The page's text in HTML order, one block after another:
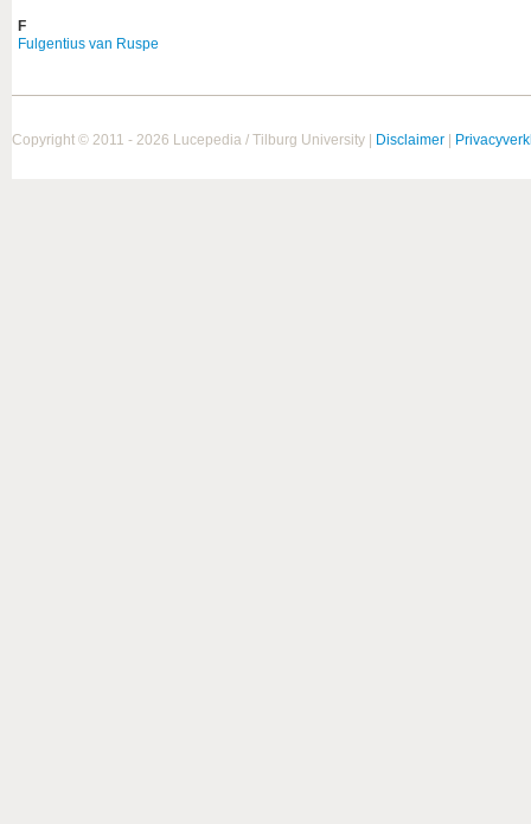
F
Fulgentius van Ruspe
Copyright © 2011 - 2026 Lucepedia / Tilburg University | Disclaimer